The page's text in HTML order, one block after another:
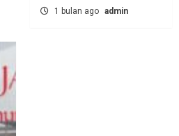
1 bulan ago admin